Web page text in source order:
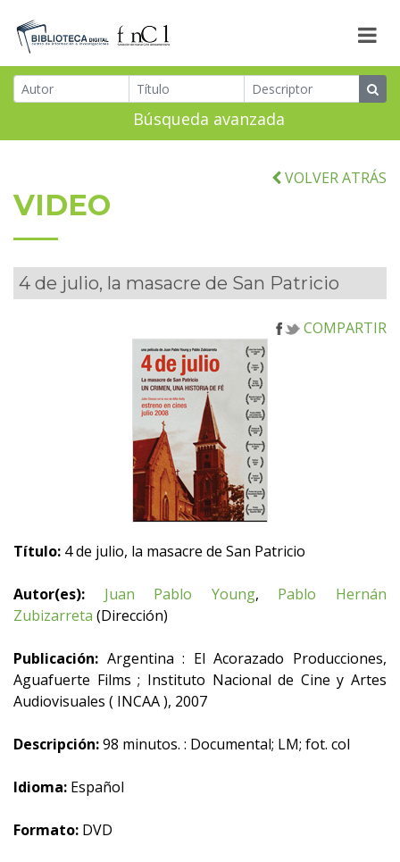
Búsqueda avanzada
VOLVER ATRÁS
VIDEO
4 de julio, la masacre de San Patricio
COMPARTIR
Título: 4 de julio, la masacre de San Patricio
Autor(es): Juan Pablo Young, Pablo Hernán
Zubizarreta (Dirección)
Publicación: Argentina : El Acorazado Producciones,
Aguafuerte Films ; Instituto Nacional de Cine y Artes
Audiovisuales ( INCAA ), 2007
Descripción:98 minutos. : Documental; LM; fot. col
Idioma: Español
Formato: DVD